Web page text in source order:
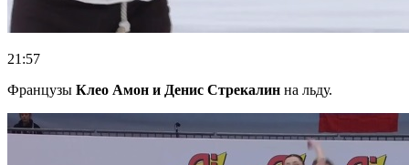
21:57
Французы Клео Амон и Денис Стрекалин на льду.